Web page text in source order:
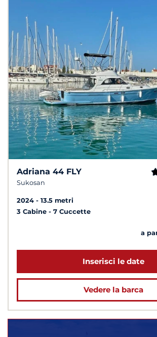
Adriana 44 FLY
Sukosan
2024
13.5 metri
3 Cabine
7 Cuccette
a
Inserisci le date
Vedere la barca